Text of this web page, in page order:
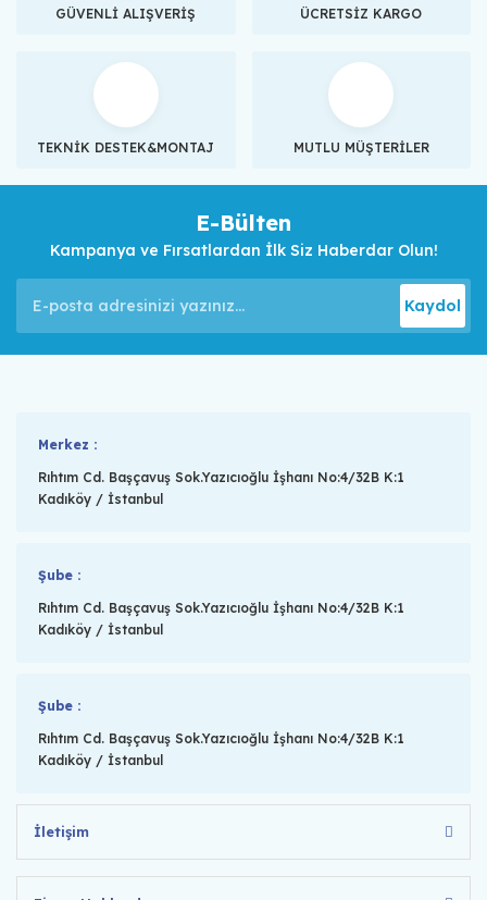
GÜVENLİ ALIŞVERİŞ ÜCRETSİZ KARGO
TEKNİK DESTEK&MONTAJ MUTLU MÜŞTERİLER
E-Bülten
Kampanya ve Fırsatlardan İlk Siz Haberdar Olun!
Kaydol
Merkez :
Rıhtım Cd. Başçavuş Sok.Yazıcıoğlu İşhanı No:4/32B K:1
Kadıköy / İstanbul
Şube :
Rıhtım Cd. Başçavuş Sok.Yazıcıoğlu İşhanı No:4/32B K:1
Kadıköy / İstanbul
Şube :
Rıhtım Cd. Başçavuş Sok.Yazıcıoğlu İşhanı No:4/32B K:1
Kadıköy / İstanbul
İletişim